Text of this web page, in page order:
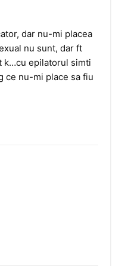
dar nu-mi placea
nu sunt, dar ft
k…cu epilatorul simti
ce nu-mi place sa fiu